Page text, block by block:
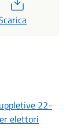
22-
elettori